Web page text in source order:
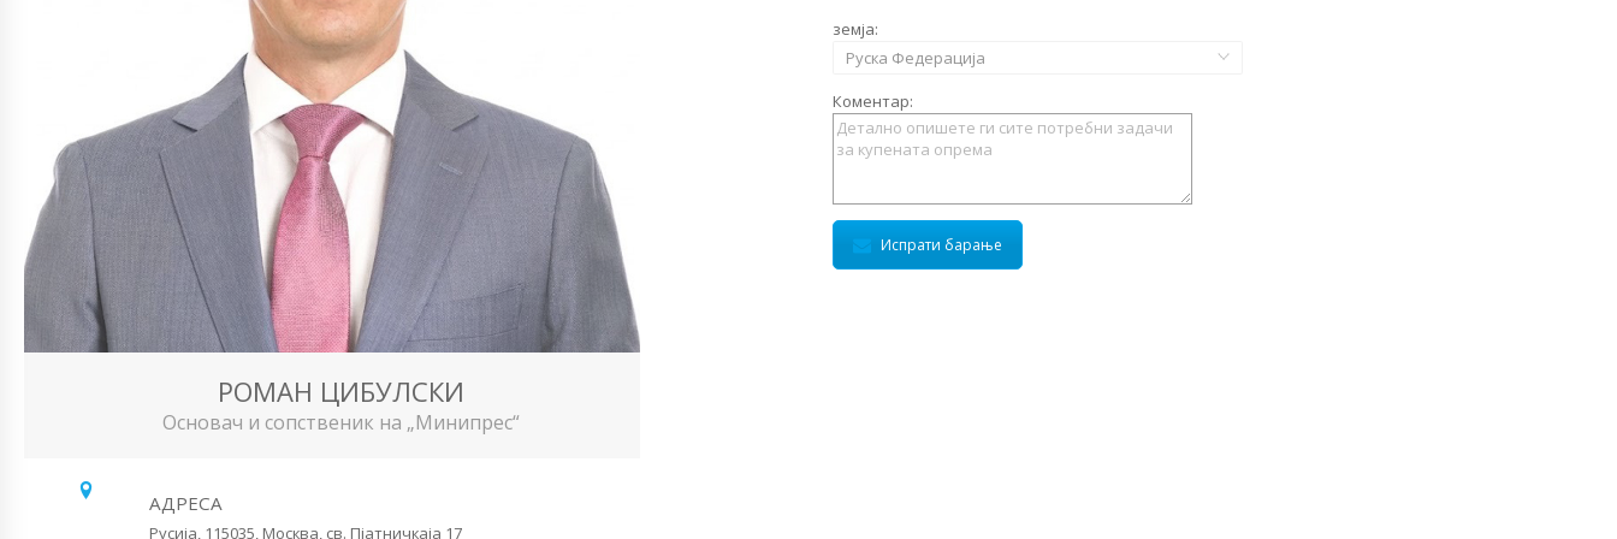
РОМАН ЦИБУЛСКИ
Основач и сопственик на „Минипрес“
АДРЕСА
Русија, 115035, Москва, св. Пјатничкаја 17
земја:
Руска Федерација
Коментар:
Испрати барање